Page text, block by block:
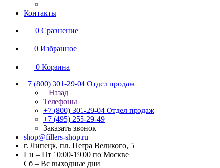
Контакты
0 Сравнение
0 Избранное
0 Корзина
+7 (800) 301-29-04 Отдел продаж
Назад
Телефоны
+7 (800) 301-29-04 Отдел продаж
+7 (495) 255-29-49
Заказать звонок
shop@fillers-shop.ru
г. Липецк, пл. Петра Великого, 5
Пн – Пт 10:00-19:00 по Москве
Сб – Вс выходные дни